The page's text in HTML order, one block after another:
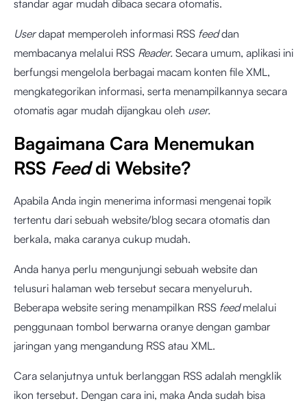
standar agar mudah dibaca secara otomatis.
Userdapat memperoleh informasi RSS feeddan
membacanya melalui RSS Reader. Secara umum, aplikasi ini
berfungsi mengelola berbagai macam konten file XML,
mengkategorikan informasi, serta menampilkannya secara
otomatis agar mudah dijangkau oleh user.
Bagaimana Cara Menemukan
RSS Feeddi Website?
Apabila Anda ingin menerima informasi mengenai topik
tertentu dari sebuah website/blog secara otomatis dan
berkala, maka caranya cukup mudah.
Anda hanya perlu mengunjungi sebuah website dan
telusuri halaman web tersebut secara menyeluruh.
Beberapa website sering menampilkan RSS feedmelalui
penggunaan tombol berwarna oranye dengan gambar
jaringan yang mengandung RSS atau XML.
Cara selanjutnya untuk berlanggan RSS adalah mengklik
ikon tersebut. Dengan cara ini, maka Anda sudah bisa